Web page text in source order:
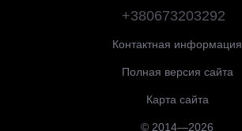
+380673203292
Контактная информация
Полная версия сайта
Карта сайта
© 2014—2026